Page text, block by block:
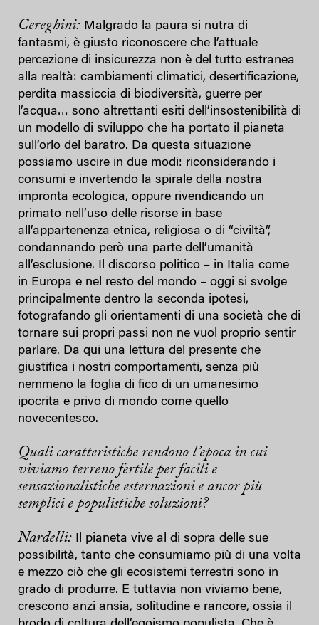
Cereghini: Malgrado la paura si nutra di
fantasmi, è giusto riconoscere che l’attuale
percezione di insicurezza non è del tutto estranea
alla realtà: cambiamenti climatici, desertificazione,
perdita massiccia di biodiversità, guerre per
l’acqua… sono altrettanti esiti dell’insostenibilità di
un modello di sviluppo che ha portato il pianeta
sull’orlo del baratro. Da questa situazione
possiamo uscire in due modi: riconsiderando i
consumi e invertendo la spirale della nostra
impronta ecologica, oppure rivendicando un
primato nell’uso delle risorse in base
all’appartenenza etnica, religiosa o di “civiltà”,
condannando però una parte dell’umanità
all’esclusione. Il discorso politico – in Italia come
in Europa e nel resto del mondo – oggi si svolge
principalmente dentro la seconda ipotesi,
fotografando gli orientamenti di una società che di
tornare sui propri passi non ne vuol proprio sentir
parlare. Da qui una lettura del presente che
giustifica i nostri comportamenti, senza più
nemmeno la foglia di fico di un umanesimo
ipocrita e privo di mondo come quello
novecentesco.
Quali caratteristiche rendono l’epoca in cui
viviamo terreno fertile per facili e
sensazionalistiche esternazioni e ancor più
semplici e populistiche soluzioni?
Nardelli: Il pianeta vive al di sopra delle sue
possibilità, tanto che consumiamo più di una volta
e mezzo ciò che gli ecosistemi terrestri sono in
grado di produrre. E tuttavia non viviamo bene,
crescono anzi ansia, solitudine e rancore, ossia il